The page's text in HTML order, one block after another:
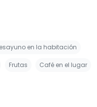
en la habitación
Frutas Café en el lugar